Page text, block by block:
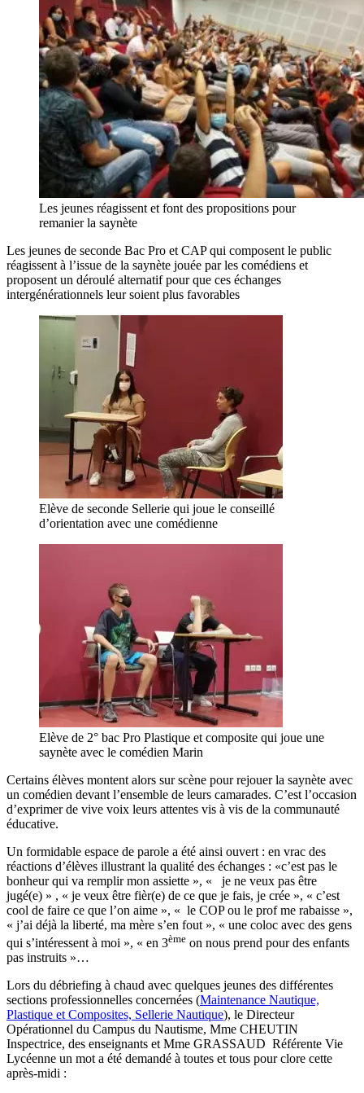
Les jeunes réagissent et font des propositions pour
remanier la saynète
Les jeunes de seconde Bac Pro et CAP qui composent le public
réagissent à l’issue de la saynète jouée par les comédiens et
proposent un déroulé alternatif pour que ces échanges
intergénérationnels leur soient plus favorables
Elève de seconde Sellerie qui joue le conseillé
d’orientation avec une comédienne
Elève de 2° bac Pro Plastique et composite qui joue une
saynète avec le comédien Marin
Certains élèves montent alors sur scène pour rejouer la saynète avec
un comédien devant l’ensemble de leurs camarades. C’est l’occasion
d’exprimer de vive voix leurs attentes vis à vis de la communauté
éducative.
Un formidable espace de parole a été ainsi ouvert : en vrac des
réactions d’élèves illustrant la qualité des échanges : «c’est pas le
bonheur qui va remplir mon assiette », « je ne veux pas être
jugé(e) » , « je veux être fièr(e) de ce que je fais, je crée », « c’est
cool de faire ce que l’on aime », « le COP ou le prof me rabaisse »,
« j’ai déjà la liberté, ma mère s’en fout », « une coloc avec des gens
qui s’intéressent à moi », « en 3ème on nous prend pour des enfants
pas instruits »…
Lors du débriefing à chaud avec quelques jeunes des différentes
sections professionnelles concernées (Maintenance Nautique,
Plastique et Composites, Sellerie Nautique), le Directeur
Opérationnel du Campus du Nautisme, Mme CHEUTIN
Inspectrice, des enseignants et Mme GRASSAUD Référente Vie
Lycéenne un mot a été demandé à toutes et tous pour clore cette
après-midi :